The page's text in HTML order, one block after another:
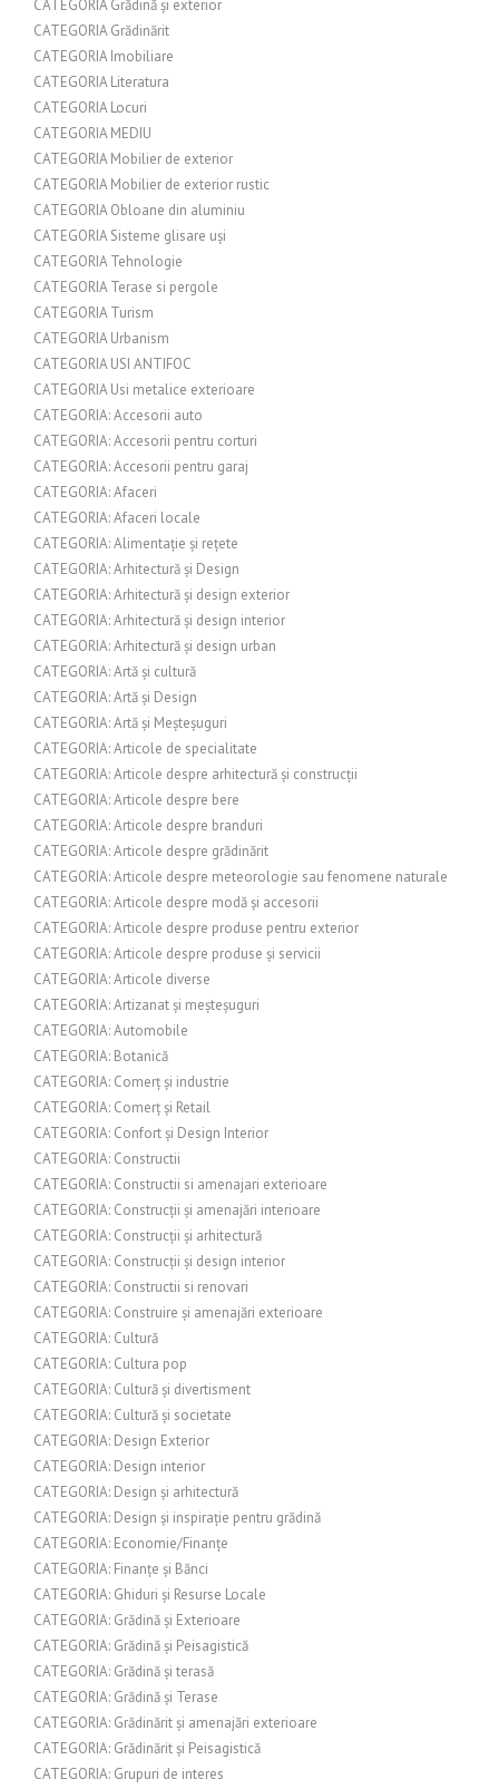
CATEGORIA Grădină și exterior
CATEGORIA Grădinărit
CATEGORIA Imobiliare
CATEGORIA Literatura
CATEGORIA Locuri
CATEGORIA MEDIU
CATEGORIA Mobilier de exterior
CATEGORIA Mobilier de exterior rustic
CATEGORIA Obloane din aluminiu
CATEGORIA Sisteme glisare uși
CATEGORIA Tehnologie
CATEGORIA Terase si pergole
CATEGORIA Turism
CATEGORIA Urbanism
CATEGORIA USI ANTIFOC
CATEGORIA Usi metalice exterioare
CATEGORIA: Accesorii auto
CATEGORIA: Accesorii pentru corturi
CATEGORIA: Accesorii pentru garaj
CATEGORIA: Afaceri
CATEGORIA: Afaceri locale
CATEGORIA: Alimentație și rețete
CATEGORIA: Arhitectură și Design
CATEGORIA: Arhitectură și design exterior
CATEGORIA: Arhitectură și design interior
CATEGORIA: Arhitectură și design urban
CATEGORIA: Artă și cultură
CATEGORIA: Artă și Design
CATEGORIA: Artă și Meșteșuguri
CATEGORIA: Articole de specialitate
CATEGORIA: Articole despre arhitectură și construcții
CATEGORIA: Articole despre bere
CATEGORIA: Articole despre branduri
CATEGORIA: Articole despre grădinărit
CATEGORIA: Articole despre meteorologie sau fenomene naturale
CATEGORIA: Articole despre modă și accesorii
CATEGORIA: Articole despre produse pentru exterior
CATEGORIA: Articole despre produse și servicii
CATEGORIA: Articole diverse
CATEGORIA: Artizanat și meșteșuguri
CATEGORIA: Automobile
CATEGORIA: Botanică
CATEGORIA: Comerț și industrie
CATEGORIA: Comerț și Retail
CATEGORIA: Confort și Design Interior
CATEGORIA: Constructii
CATEGORIA: Constructii si amenajari exterioare
CATEGORIA: Construcții și amenajări interioare
CATEGORIA: Construcții și arhitectură
CATEGORIA: Construcții și design interior
CATEGORIA: Constructii si renovari
CATEGORIA: Construire și amenajări exterioare
CATEGORIA: Cultură
CATEGORIA: Cultura pop
CATEGORIA: Cultură și divertisment
CATEGORIA: Cultură și societate
CATEGORIA: Design Exterior
CATEGORIA: Design interior
CATEGORIA: Design și arhitectură
CATEGORIA: Design și inspirație pentru grădină
CATEGORIA: Economie/Finanțe
CATEGORIA: Finanțe și Bănci
CATEGORIA: Ghiduri și Resurse Locale
CATEGORIA: Grădină și Exterioare
CATEGORIA: Grădină și Peisagistică
CATEGORIA: Grădină și terasă
CATEGORIA: Grădină și Terase
CATEGORIA: Grădinărit și amenajări exterioare
CATEGORIA: Grădinărit și Peisagistică
CATEGORIA: Grupuri de interes